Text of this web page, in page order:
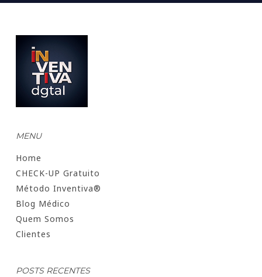
MENU
Home
CHECK-UP Gratuito
Método Inventiva®
Blog Médico
Quem Somos
Clientes
POSTS RECENTES